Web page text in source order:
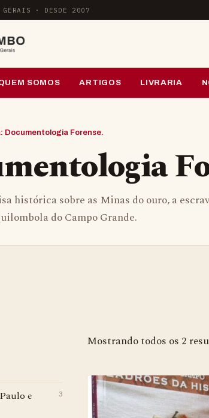
GERAIS · DESDE 2007
SOMOS ARTIGOS LIVRARIA
Documentologia Forense.
histórica sobre as Minas do ouro, a
do Campo Grande.
e
3
Mostrando todos os 2